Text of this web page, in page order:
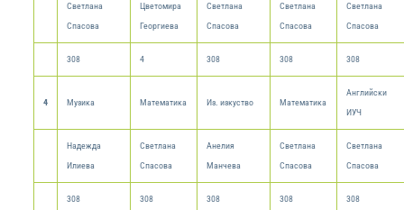
Светлана
Спасова
Цветомира
Георгиева
Светлана
Спасова
Светлана
Спасова
Светлана
Спасова
308 4 308 308 308
4 Музика Математика Из. изкуство Математика
Английски
ИУЧ
Надежда
Илиева
Светлана
Спасова
Анелия
Манчева
Светлана
Спасова
Светлана
Спасова
308 308 308 308 308